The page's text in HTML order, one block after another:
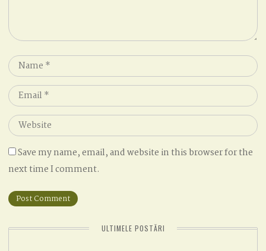
Name
Email
Website
Save my name, email, and website in this browser for the
next time I comment.
ULTIMELE POSTĂRI